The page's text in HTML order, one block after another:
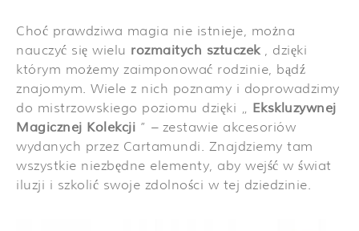
Choć prawdziwa magia nie istnieje, można
nauczyć się wielu rozmaitych sztuczek , dzięki
którym możemy zaimponować rodzinie, bądź
znajomym. Wiele z nich poznamy i doprowadzimy
do mistrzowskiego poziomu dzięki „ Ekskluzywnej
Magicznej Kolekcji ” – zestawie akcesoriów
wydanych przez Cartamundi. Znajdziemy tam
wszystkie niezbędne elementy, aby wejść w świat
iluzji i szkolić swoje zdolności w tej dziedzinie.